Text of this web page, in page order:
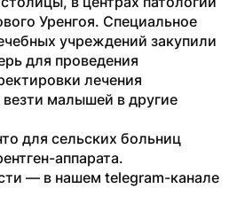
Уренгоя. Специальное
учреждений закупили
для проведения
лечения
малышей в другие
для сельских больниц
аппарата.